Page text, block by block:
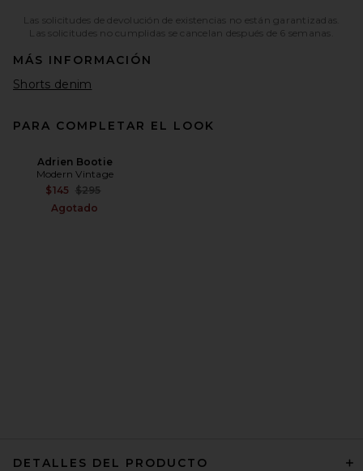
Las solicitudes de devolución de existencias no están garantizadas.
Las solicitudes no cumplidas se cancelan después de 6 semanas.
MÁS INFORMACIÓN
Shorts denim
PARA COMPLETAR EL LOOK
Adrien Bootie
Modern Vintage
$145 Previous price:
$295
Agotado
DETALLES DEL PRODUCTO